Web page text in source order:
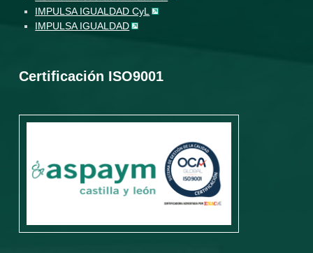
IMPULSA IGUALDAD CyL
IMPULSA IGUALDAD
Certificación ISO9001